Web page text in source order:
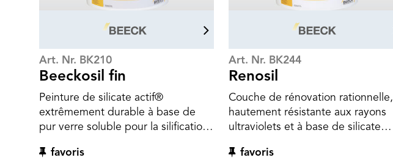
Art. Nr. BK210
Beeckosil fin
Peinture de silicate actif®
extrêmement durable à base de
pur verre soluble pour la silification
perméable à la vapeur d'eau,
favoris
Art. Nr. BK244
Renosil
Couche de rénovation rationnelle,
hautement résistante aux rayons
ultraviolets et à base de silicate
des façades recouvertes de résine
favoris